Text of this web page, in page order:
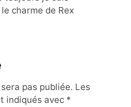
charme de Rex
pas publiée. Les
indiqués avec *